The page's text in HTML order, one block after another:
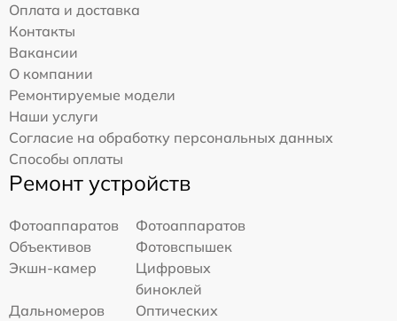
Оплата и доставка
Контакты
Вакансии
О компании
Ремонтируемые модели
Наши услуги
Согласие на обработку персональных данных
Способы оплаты
Ремонт устройств
Фотоаппаратов
Фотоаппаратов
Объективов
Фотовспышек
Экшн-камер
Цифровых
биноклей
Дальномеров
Оптических